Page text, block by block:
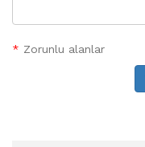
* Zorunlu alanlar